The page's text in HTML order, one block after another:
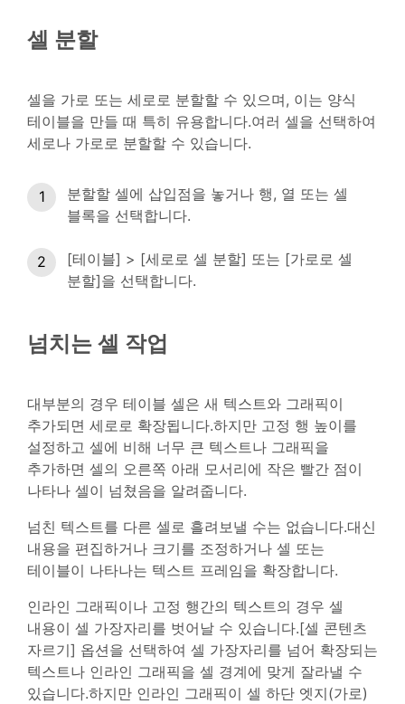
셀 분할
셀을 가로 또는 세로로 분할할 수 있으며, 이는 양식
테이블을 만들 때 특히 유용합니다.여러 셀을 선택하여
세로나 가로로 분할할 수 있습니다.
분할할 셀에 삽입점을 놓거나 행, 열 또는 셀
블록을 선택합니다.
[테이블] > [세로로 셀 분할] 또는 [가로로 셀
분할]을 선택합니다.
넘치는 셀 작업
대부분의 경우 테이블 셀은 새 텍스트와 그래픽이
추가되면 세로로 확장됩니다.하지만 고정 행 높이를
설정하고 셀에 비해 너무 큰 텍스트나 그래픽을
추가하면 셀의 오른쪽 아래 모서리에 작은 빨간 점이
나타나 셀이 넘쳤음을 알려줍니다.
넘친 텍스트를 다른 셀로 흘려보낼 수는 없습니다.대신
내용을 편집하거나 크기를 조정하거나 셀 또는
테이블이 나타나는 텍스트 프레임을 확장합니다.
인라인 그래픽이나 고정 행간의 텍스트의 경우 셀
내용이 셀 가장자리를 벗어날 수 있습니다.[셀 콘텐츠
자르기] 옵션을 선택하여 셀 가장자리를 넘어 확장되는
텍스트나 인라인 그래픽을 셀 경계에 맞게 잘라낼 수
있습니다.하지만 인라인 그래픽이 셀 하단 엣지(가로)